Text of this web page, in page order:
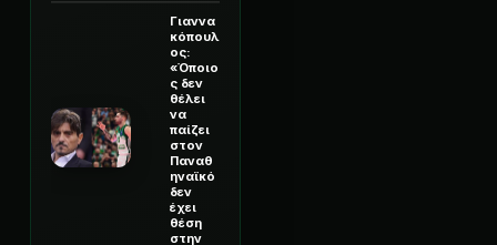
Γιαννα
κόπουλ
ος:
«Όποιο
ς δεν
θέλει
να
παίζει
στον
Παναθ
ηναϊκό
δεν
έχει
θέση
στην